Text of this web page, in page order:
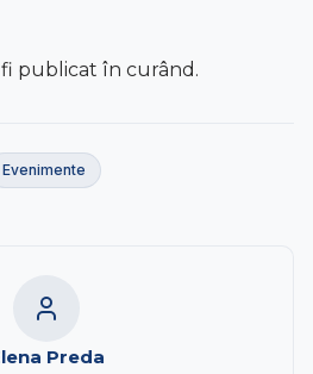
publicat în curând.
Evenimente
Preda